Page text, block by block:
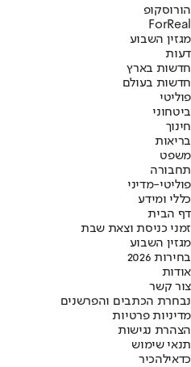
הורוסקופ
ForReal
מגזין השבוע
דעות
חדשות בארץ
חדשות בעולם
פוליטי
ביטחוני
חינוך
בריאות
משפט
תחבורה
פוליטי-מדיני
כללי ומידע
דף הבית
זמני כניסת וצאת שבת
מגזין השבוע
בחירות 2026
אודות
צור קשר
נבחרת הכתבים והפרשנים
מדיניות פרטיות
הצהרת נגישות
תנאי שימוש
כדאילהכיר